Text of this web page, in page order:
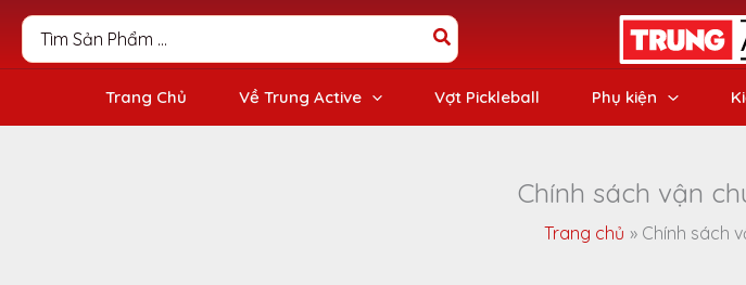
Nhảy
nội
Search
for:
Trang Chủ Về Trung Active Vợt Pickleball Phụ kiện
Chính sách vận
Trang chủ Chính sách